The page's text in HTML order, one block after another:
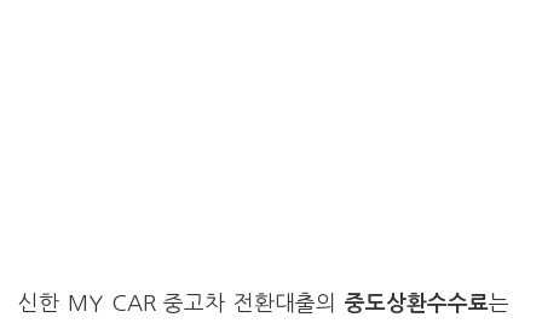
신한 MY CAR 중고차 전환대출의 중도상환수수료는